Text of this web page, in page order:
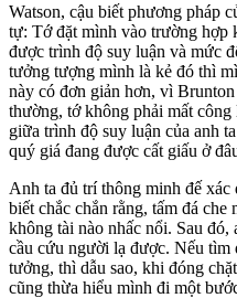
Watson, cậu biết phương pháp
tự: Tớ đặt mình vào trường hợp
được trình độ suy luận và mức
tưởng tượng mình là kẻ đó thì
này có đơn giản hơn, vì
thường, tớ không phải mất
giữa trình độ suy luận của anh
quý giá đang được cất giấu ở
Anh ta đủ trí thông minh đế
biết chắc chắn rằng, tấm đá
không tài nào nhấc nổi. Sau đó,
cầu cứu người lạ được. Nếu tìm
tưởng, thì dẫu sao, khi đóng
cũng thừa hiểu mình đi một